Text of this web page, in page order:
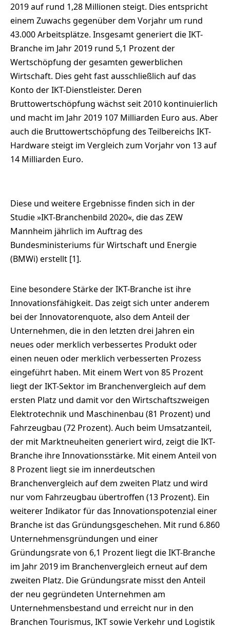
2019 auf rund 1,28 Millionen steigt. Dies entspricht
einem Zuwachs gegenüber dem Vorjahr um rund
43.000 Arbeitsplätze. Insgesamt generiert die IKT-
Branche im Jahr 2019 rund 5,1 Prozent der
Wertschöpfung der gesamten gewerblichen
Wirtschaft. Dies geht fast ausschließlich auf das
Konto der IKT-Dienstleister. Deren
Bruttowertschöpfung wächst seit 2010 kontinuierlich
und macht im Jahr 2019 107 Milliarden Euro aus. Aber
auch die Bruttowertschöpfung des Teilbereichs IKT-
Hardware steigt im Vergleich zum Vorjahr von 13 auf
14 Milliarden Euro.
Diese und weitere Ergebnisse finden sich in der
Studie »IKT-Branchenbild 2020«, die das ZEW
Mannheim jährlich im Auftrag des
Bundesministeriums für Wirtschaft und Energie
(BMWi) erstellt [1].
Eine besondere Stärke der IKT-Branche ist ihre
Innovationsfähigkeit. Das zeigt sich unter anderem
bei der Innovatorenquote, also dem Anteil der
Unternehmen, die in den letzten drei Jahren ein
neues oder merklich verbessertes Produkt oder
einen neuen oder merklich verbesserten Prozess
eingeführt haben. Mit einem Wert von 85 Prozent
liegt der IKT-Sektor im Branchenvergleich auf dem
ersten Platz und damit vor den Wirtschaftszweigen
Elektrotechnik und Maschinenbau (81 Prozent) und
Fahrzeugbau (72 Prozent). Auch beim Umsatzanteil,
der mit Marktneuheiten generiert wird, zeigt die IKT-
Branche ihre Innovationsstärke. Mit einem Anteil von
8 Prozent liegt sie im innerdeutschen
Branchenvergleich auf dem zweiten Platz und wird
nur vom Fahrzeugbau übertroffen (13 Prozent). Ein
weiterer Indikator für das Innovationspotenzial einer
Branche ist das Gründungsgeschehen. Mit rund 6.860
Unternehmensgründungen und einer
Gründungsrate von 6,1 Prozent liegt die IKT-Branche
im Jahr 2019 im Branchenvergleich erneut auf dem
zweiten Platz. Die Gründungsrate misst den Anteil
der neu gegründeten Unternehmen am
Unternehmensbestand und erreicht nur in den
Branchen Tourismus, IKT sowie Verkehr und Logistik